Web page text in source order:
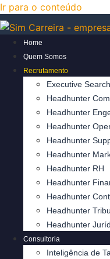
Ir para o conteúdo
Home
Quem Somos
Recrutamento
Executive Search
Headhunter
Headhunter
Headhunter
Headhunter
Headhunter
Headhunter RH
Headhunter
Headhunter
Headhunter
Headhunter
Consultoria
Inteligência de